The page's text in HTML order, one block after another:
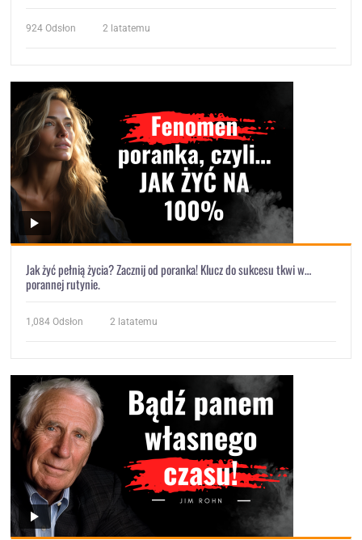
924 Odsłon 2 latatemu
Jak żyć pełnią życia? Zacznij od poranka! Klucz do sukcesu tkwi w…
porannej rutynie.
1,084 Odsłon 2 latatemu